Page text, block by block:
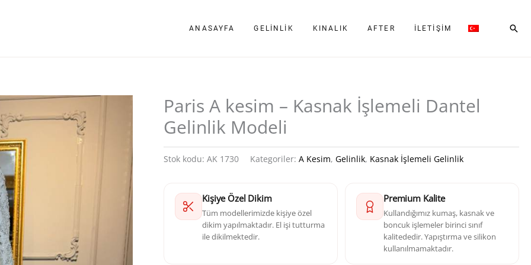
ANASAYFA GELINLIK KINALIK AFTER İLETIŞIM
Paris A kesim – Kasnak İşlemeli Dantel
Gelinlik Modeli
Stok kodu:AK 1730 Kategoriler:A Kesim,Gelinlik, Kasnak İşlemeli Gelinlik
Kişiye Özel Dikim
Tüm modellerimizde kişiye özel
dikim yapılmaktadır. El işi tutturma
ile dikilmektedir.
Premium Kalite
Kullandığımız kumaş, kasnak ve
boncuk işlemeler birinci sınıf
kalitededir. Yapıştırma ve silikon
kullanılmamaktadır.